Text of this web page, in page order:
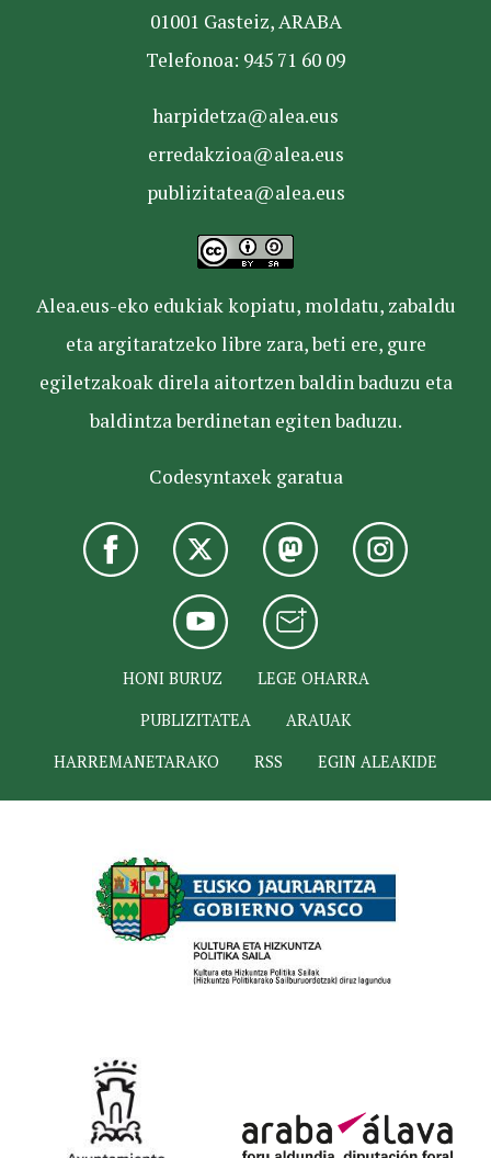
01001 Gasteiz, ARABA
Telefonoa: 945 71 60 09
harpidetza@alea.eus
erredakzioa@alea.eus
publizitatea@alea.eus
Alea.eus-eko edukiak kopiatu, moldatu, zabaldu
eta argitaratzeko libre zara, beti ere, gure
egiletzakoak direla aitortzen baldin baduzu eta
baldintza berdinetan egiten baduzu.
Codesyntaxek garatua
HONI BURUZ
LEGE OHARRA
PUBLIZITATEA
ARAUAK
HARREMANETARAKO
RSS EGIN ALEAKIDE